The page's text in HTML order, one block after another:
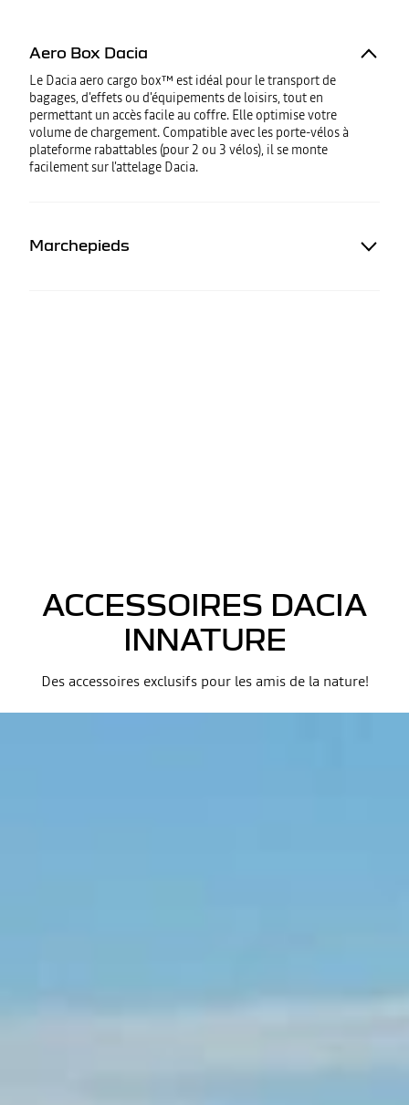
Aero Box Dacia
Le Dacia aero cargo box™ est idéal pour le transport de
bagages, d'effets ou d'équipements de loisirs, tout en
permettant un accès facile au coffre. Elle optimise votre
volume de chargement. Compatible avec les porte-vélos à
plateforme rabattables (pour 2 ou 3 vélos), il se monte
facilement sur l'attelage Dacia.
Marchepieds
ACCESSOIRES DACIA
INNATURE
Des accessoires exclusifs pour les amis de la nature!